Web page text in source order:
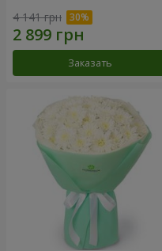
4 141 грн
Заказать